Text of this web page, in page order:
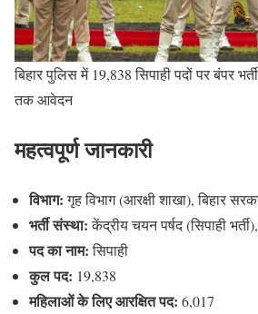
बिहार पुलिस में 19,838 सिपाही पदों पर बंपर
तक आवेदन
महत्वपूर्ण जानकारी
विभाग:गृह विभाग (आरक्षी शाखा), बिहार
भर्ती संस्था:केंद्रीय चयन पर्षद (सिपाही
पद का नाम:सिपाही
कुल पद: 19,838
महिलाओं के लिए आरक्षित पद: 6,017